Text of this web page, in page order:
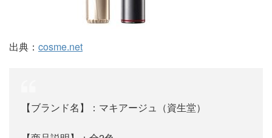
出典： cosme.net
【ブランド名】：マキアージュ（資生堂）